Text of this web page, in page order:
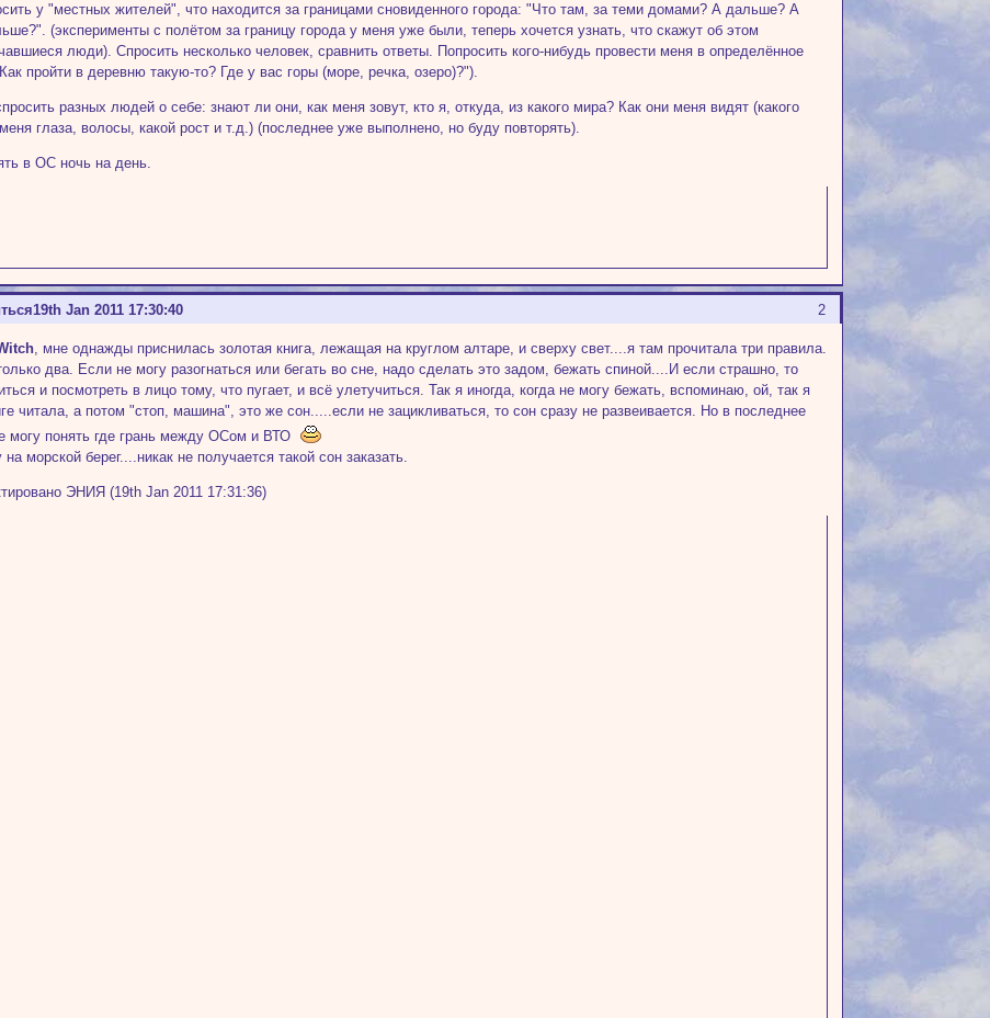
у "местных жителей", что находится за границами сновиденного города: "Что там, за теми домами? А дальше? А
(эксперименты с полётом за границу города у меня уже были, теперь хочется узнать, что скажут об этом
люди). Спросить несколько человек, сравнить ответы. Попросить кого-нибудь провести меня в определённое
пройти в деревню такую-то? Где у вас горы (море, речка, озеро)?").
разных людей о себе: знают ли они, как меня зовут, кто я, откуда, из какого мира? Как они меня видят (какого
глаза, волосы, какой рост и т.д.) (последнее уже выполнено, но буду повторять).
в ОС ночь на день.
2
19th Jan 2011 17:30:40
, мне однажды приснилась золотая книга, лежащая на круглом алтаре, и сверху свет....я там прочитала три правила.
два. Если не могу разогнаться или бегать во сне, надо сделать это задом, бежать спиной....И если страшно, то
и посмотреть в лицо тому, что пугает, и всё улетучиться. Так я иногда, когда не могу бежать, вспоминаю, ой, так я
читала, а потом "стоп, машина", это же сон.....если не зацикливаться, то сон сразу не развеивается. Но в последнее
могу понять где грань между ОСом и ВТО
морской берег....никак не получается такой сон заказать.
ЭНИЯ (19th Jan 2011 17:31:36)